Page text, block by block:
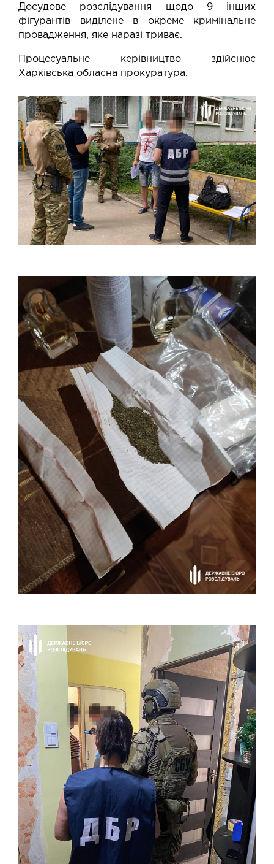
Досудове розслідування щодо 9 інших
фігурантів виділене в окреме кримінальне
провадження, яке наразі триває.
Процесуальне керівництво здійснює
Харківська обласна прокуратура.